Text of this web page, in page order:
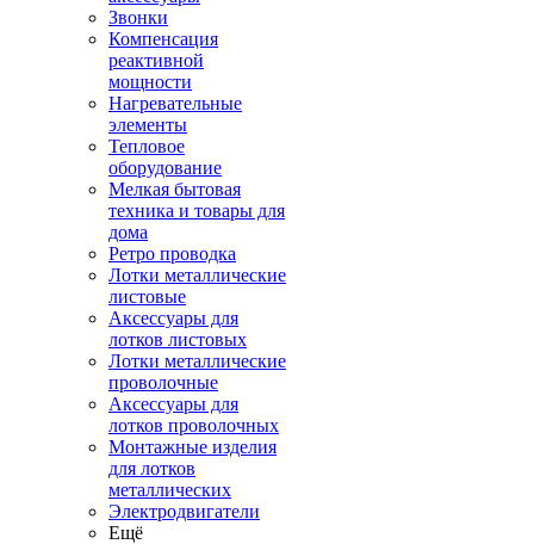
Звонки
Компенсация
реактивной
мощности
Нагревательные
элементы
Тепловое
оборудование
Мелкая бытовая
техника и товары для
дома
Ретро проводка
Лотки металлические
листовые
Аксессуары для
лотков листовых
Лотки металлические
проволочные
Аксессуары для
лотков проволочных
Монтажные изделия
для лотков
металлических
Электродвигатели
Ещё